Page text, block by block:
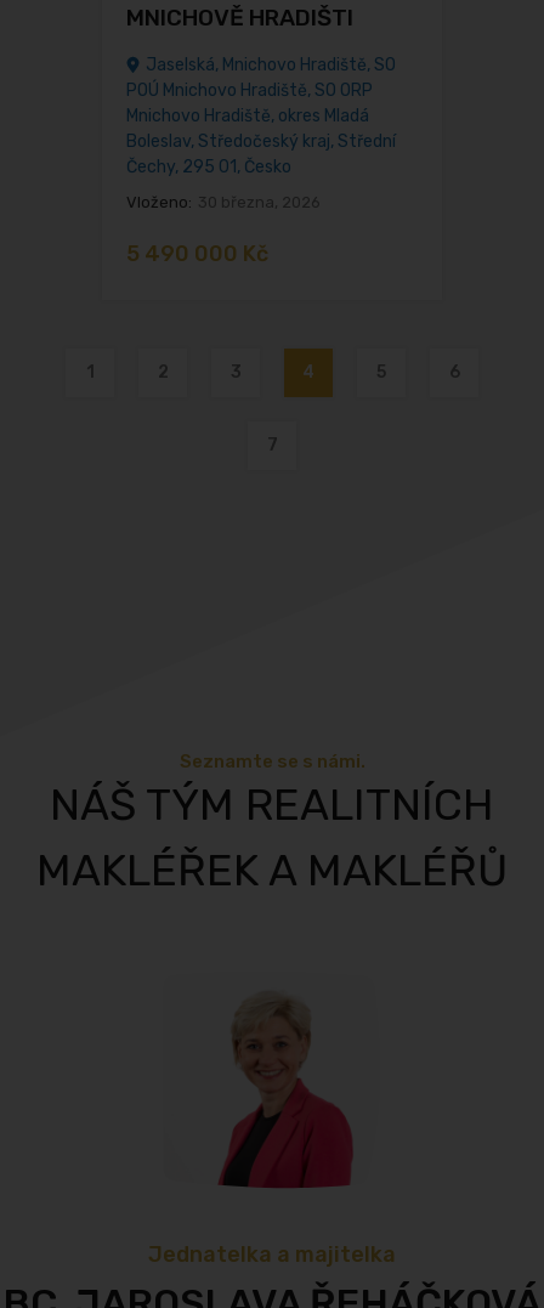
MNICHOVĚ HRADIŠTI
Jaselská, Mnichovo Hradiště, SO
POÚ Mnichovo Hradiště, SO ORP
Mnichovo Hradiště, okres Mladá
Boleslav, Středočeský kraj, Střední
Čechy, 295 01, Česko
Vloženo: 30 března, 2026
5 490 000 Kč
1 2 3 4 5 6
7
Seznamte se s námi.
NÁŠ TÝM REALITNÍCH
MAKLÉŘEK A MAKLÉŘŮ
Jednatelka a majitelka